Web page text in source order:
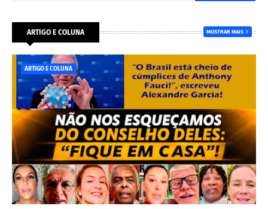
ARTIGO E COLUNA MOSTRAR MAIS
ARTIGO E COLUNA